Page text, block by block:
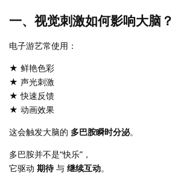
一、视觉刺激如何影响大脑？
电子游艺常使用：
★ 鲜艳色彩
★ 声光刺激
★ 快速反馈
★ 动画效果
这会触发大脑的 多巴胺瞬时分泌。
多巴胺并不是“快乐”，
它驱动 期待与 继续互动。